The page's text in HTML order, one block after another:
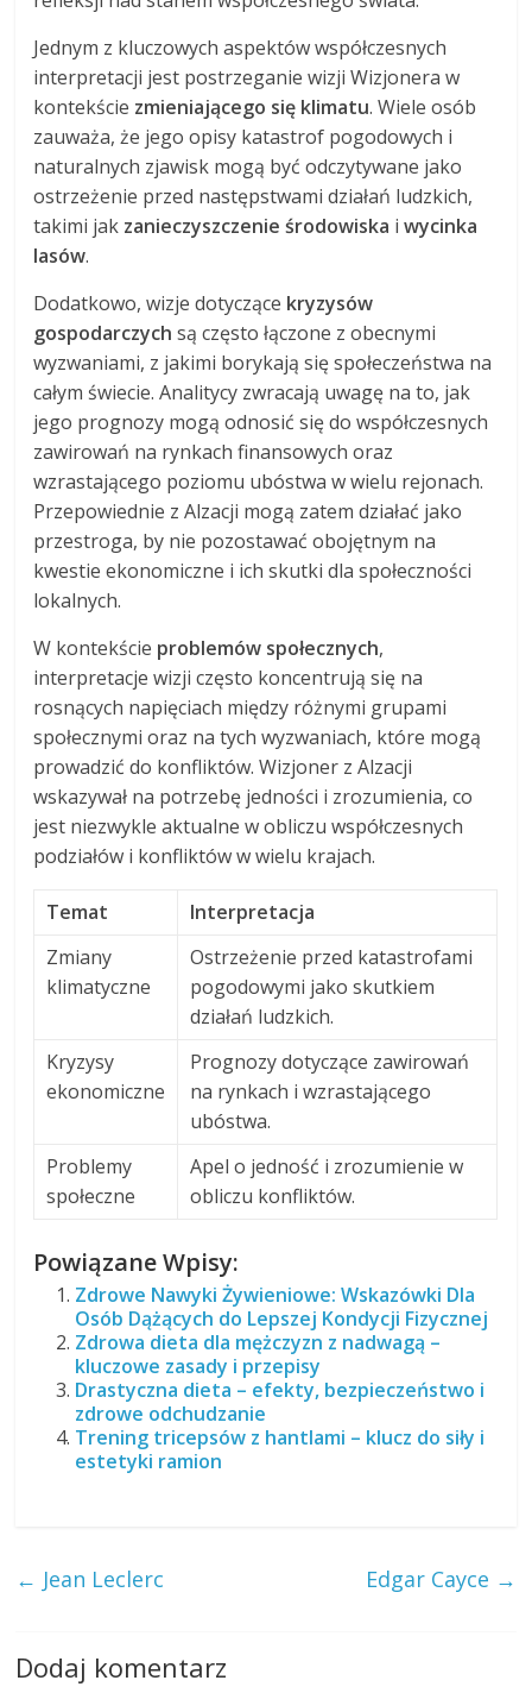
Jednym z kluczowych aspektów współczesnych
interpretacji jest postrzeganie wizji Wizjonera w
kontekście zmieniającego się klimatu. Wiele osób
zauważa, że jego opisy katastrof pogodowych i
naturalnych zjawisk mogą być odczytywane jako
ostrzeżenie przed następstwami działań ludzkich,
takimi jak zanieczyszczenie środowiska iwycinka
lasów.
Dodatkowo, wizje dotyczące kryzysów
gospodarczych są często łączone z obecnymi
wyzwaniami, z jakimi borykają się społeczeństwa na
całym świecie. Analitycy zwracają uwagę na to, jak
jego prognozy mogą odnosić się do współczesnych
zawirowań na rynkach finansowych oraz
wzrastającego poziomu ubóstwa w wielu rejonach.
Przepowiednie z Alzacji mogą zatem działać jako
przestroga, by nie pozostawać obojętnym na
kwestie ekonomiczne i ich skutki dla społeczności
lokalnych.
W kontekście problemów społecznych,
interpretacje wizji często koncentrują się na
rosnących napięciach między różnymi grupami
społecznymi oraz na tych wyzwaniach, które mogą
prowadzić do konfliktów. Wizjoner z Alzacji
wskazywał na potrzebę jedności i zrozumienia, co
jest niezwykle aktualne w obliczu współczesnych
podziałów i konfliktów w wielu krajach.
Temat
Interpretacja
Zmiany
klimatyczne
Ostrzeżenie przed katastrofami
pogodowymi jako skutkiem
działań ludzkich.
Kryzysy
ekonomiczne
Prognozy dotyczące zawirowań
na rynkach i wzrastającego
ubóstwa.
Problemy
społeczne
Apel o jedność i zrozumienie w
obliczu konfliktów.
Powiązane Wpisy:
Zdrowe Nawyki Żywieniowe: Wskazówki Dla
Osób Dążących do Lepszej Kondycji Fizycznej
Zdrowa dieta dla mężczyzn z nadwagą –
kluczowe zasady i przepisy
Drastyczna dieta – efekty, bezpieczeństwo i
zdrowe odchudzanie
Trening tricepsów z hantlami – klucz do siły i
estetyki ramion
← Jean Leclerc Edgar Cayce →
Dodaj komentarz